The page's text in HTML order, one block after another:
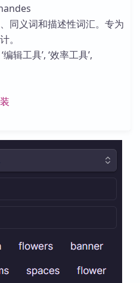
同义词和描述性词汇。专为
。
辑工具’, ‘效率工具’,